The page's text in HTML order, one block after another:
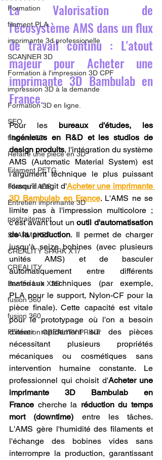
Formation
filament PLA
imprimante 3d professionelle
SCANNER 3D
Formation à l'impression 3D CPF
impression 3D à la demande
Formation 3D en ligne.
SEO
filament 3D
Refaire une piece en 3D
Filament PETG
Filament ABS
Entretien imprimante 3D
postraitement
SNAPMAKER
CRÉALITY SPARK X I7
CREALITY
Bambu Lab X2D
fusion 360
fusion 360
Formation CREALITY PRINT
La Valorisation de
l'écosystème AMS dans un flux
de travail continu : L'atout
majeur pour Acheter une
imprimante 3D Bambulab en
France.
Pour les bureaux d'études, les
ingénieurs en R&D et les studios de
design produits, l'intégration du système
AMS (Automatic Material System) est
l'argument technique le plus puissant
lorsqu'il s'agit d'Acheter une imprimante
3D Bambulab en France. L'AMS ne se
limite pas à l'impression multicolore ;
c'est avant tout un outil d'automatisation
de la production. Il permet de charger
jusqu'à seize bobines (avec plusieurs
unités AMS) et de basculer
automatiquement entre différents
matériaux techniques (par exemple,
PLA pour le support, Nylon-CF pour la
pièce finale). Cette capacité est vitale
pour le prototypage où l'on a besoin
d'itérer rapidement sur des pièces
nécessitant plusieurs propriétés
mécaniques ou cosmétiques sans
intervention humaine constante. Le
professionnel qui choisit d'Acheter une
imprimante 3D Bambulab en
France cherche la réduction du temps
mort (downtime) entre les tâches.
L'AMS gère l'humidité des filaments et
l'échange des bobines vides sans
interrompre la production, garantissant